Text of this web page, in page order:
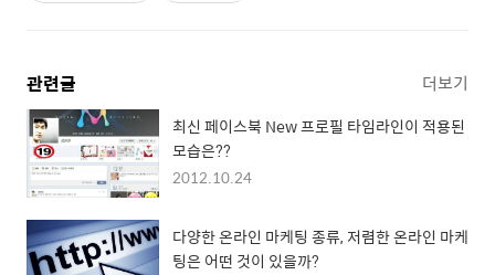
관련글 더보기
최신 페이스북 New 프로필 타임라인이 적용된
모습은??
2012.10.24
다양한 온라인 마케팅 종류, 저렴한 온라인 마케
팅은 어떤 것이 있을까?